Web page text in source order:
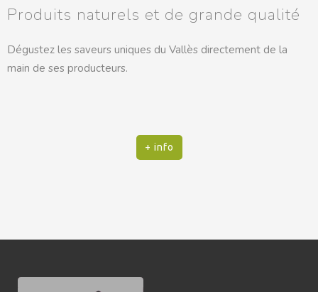
Produits naturels et de grande qualité
Dégustez les saveurs uniques du Vallès directement de la
main de ses producteurs.
+ info